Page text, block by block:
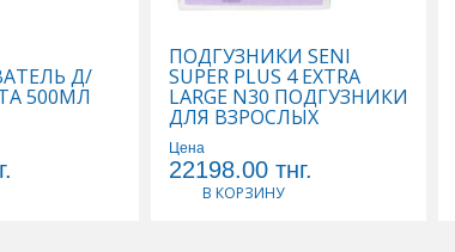
Д/
500МЛ
ПОДГУЗНИКИ SENI
SUPER PLUS 4 EXTRA
LARGE N30 ПОДГУЗНИКИ
ДЛЯ ВЗРОСЛЫХ
Цена
22198.00 тнг.
В КОРЗИНУ